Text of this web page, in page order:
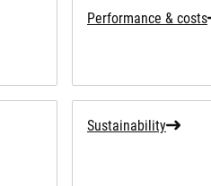
Performance & costs
Sustainability